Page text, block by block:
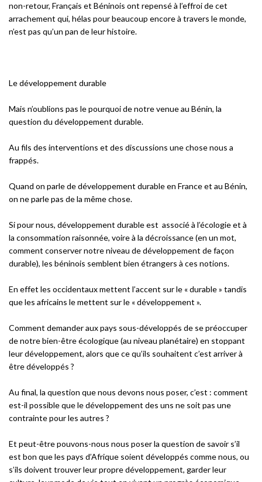
non-retour, Français et Béninois ont repensé à l’effroi de cet
arrachement qui, hélas pour beaucoup encore à travers le monde,
n’est pas qu’un pan de leur histoire.
Le développement durable
Mais n’oublions pas le pourquoi de notre venue au Bénin, la
question du développement durable.
Au fils des interventions et des discussions une chose nous a
frappés.
Quand on parle de développement durable en France et au Bénin,
on ne parle pas de la même chose.
Si pour nous, développement durable est associé à l’écologie et à
la consommation raisonnée, voire à la décroissance (en un mot,
comment conserver notre niveau de développement de façon
durable), les béninois semblent bien étrangers à ces notions.
En effet les occidentaux mettent l’accent sur le « durable » tandis
que les africains le mettent sur le « développement ».
Comment demander aux pays sous-développés de se préoccuper
de notre bien-être écologique (au niveau planétaire) en stoppant
leur développement, alors que ce qu’ils souhaitent c’est arriver à
être développés ?
Au final, la question que nous devons nous poser, c’est : comment
est-il possible que le développement des uns ne soit pas une
contrainte pour les autres ?
Et peut-être pouvons-nous nous poser la question de savoir s’il
est bon que les pays d’Afrique soient développés comme nous, ou
s’ils doivent trouver leur propre développement, garder leur